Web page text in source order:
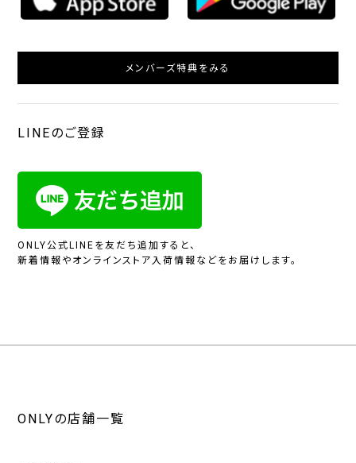
メンバーズ特典をみる
LINEのご登録
ONLY公式LINEを友だち追加すると、
新着情報やオンラインストア入荷情報などをお届けします。
ONLYの店舗一覧